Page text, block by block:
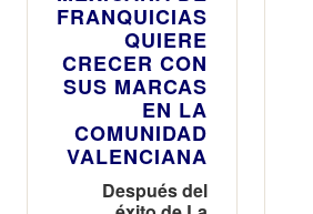
FRANQUICIAS
QUIERE
CRECER CON
SUS MARCAS
EN LA
COMUNIDAD
VALENCIANA
Después del